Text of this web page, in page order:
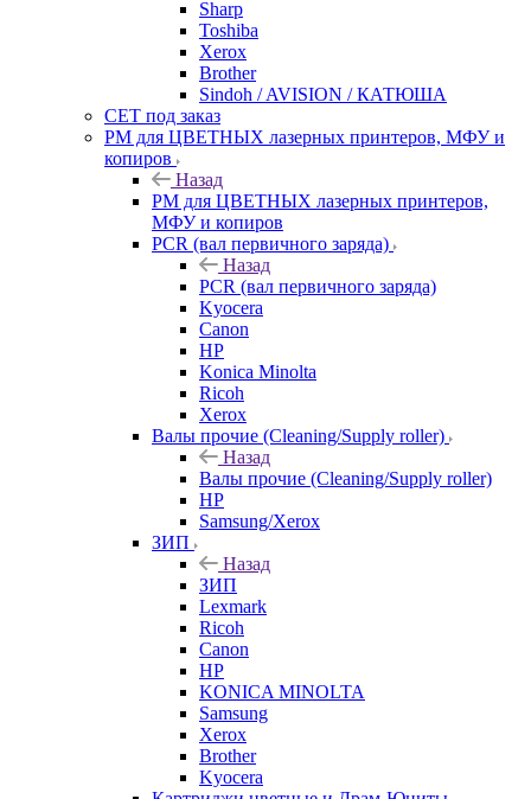
Sharp
Toshiba
Xerox
Brother
Sindoh / AVISION / КАТЮША
CET под заказ
РМ для ЦВЕТНЫХ лазерных принтеров, МФУ и
копиров
Назад
РМ для ЦВЕТНЫХ лазерных принтеров,
МФУ и копиров
PCR (вал первичного заряда)
Назад
PCR (вал первичного заряда)
Kyocera
Canon
HP
Konica Minolta
Ricoh
Xerox
Валы прочие (Cleaning/Supply roller)
Назад
Валы прочие (Cleaning/Supply roller)
HP
Samsung/Xerox
ЗИП
Назад
ЗИП
Lexmark
Ricoh
Canon
HP
KONICA MINOLTA
Samsung
Xerox
Brother
Kyocera